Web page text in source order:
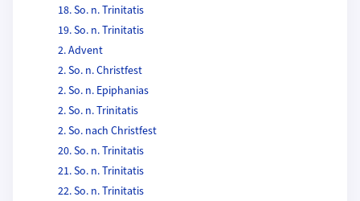
18. So. n. Trinitatis
19. So. n. Trinitatis
2. Advent
2. So. n. Christfest
2. So. n. Epiphanias
2. So. n. Trinitatis
2. So. nach Christfest
20. So. n. Trinitatis
21. So. n. Trinitatis
22. So. n. Trinitatis